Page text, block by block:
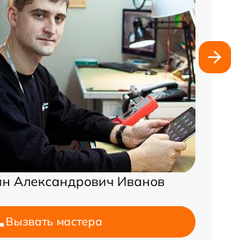
Александрович Иванов
Вызвать мастера